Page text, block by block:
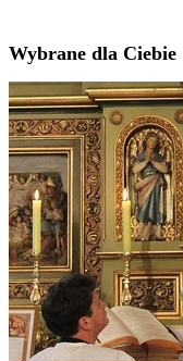
Wybrane dla Ciebie